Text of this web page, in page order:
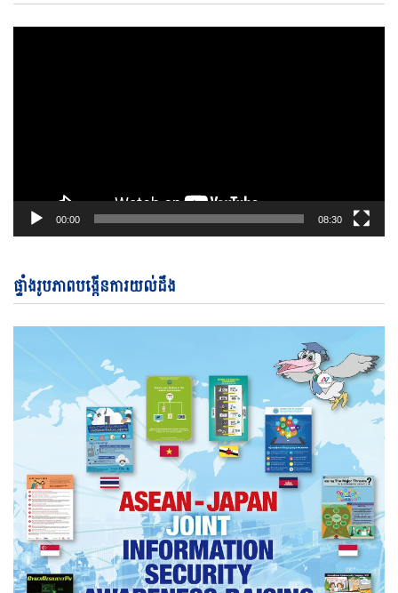
00:00 08:30
ផ្ទាំងរូបភាពបង្កើនការយល់ដឹង